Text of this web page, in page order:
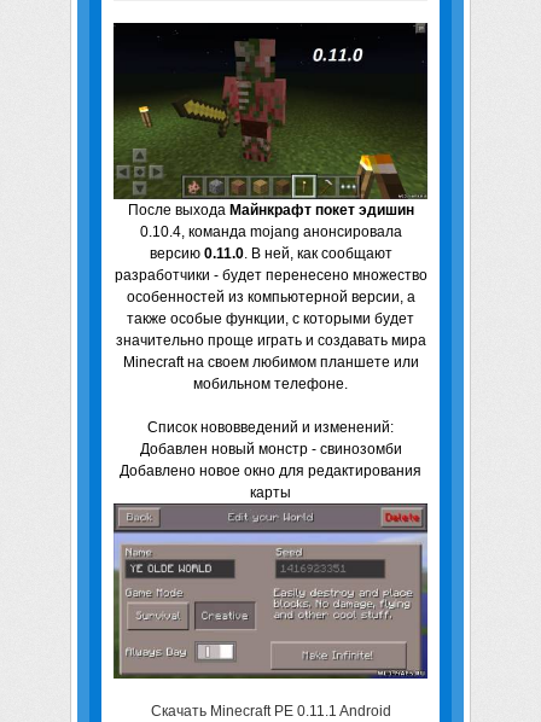
После выхода Майнкрафт покет эдишин
0.10.4, команда mojang анонсировала
версию 0.11.0. В ней, как сообщают
разработчики - будет перенесено множество
особенностей из компьютерной версии, а
также особые функции, с которыми будет
значительно проще играть и создавать мира
Minecraft на своем любимом планшете или
мобильном телефоне.
Список нововведений и изменений:
Добавлен новый монстр - свинозомби
Добавлено новое окно для редактирования
карты
Скачать Minecraft PE 0.11.1 Android